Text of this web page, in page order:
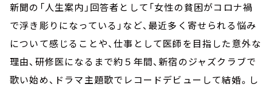
新聞の「人生案内」回答者として「女性の貧困がコロナ禍
で浮き彫りになっている」など、最近多く寄せられる悩み
について感じることや、仕事として医師を目指した意外な
理由、研修医になるまで約５年間、新宿のジャズクラブで
歌い始め、ドラマ主題歌でレコードデビューして結婚。し